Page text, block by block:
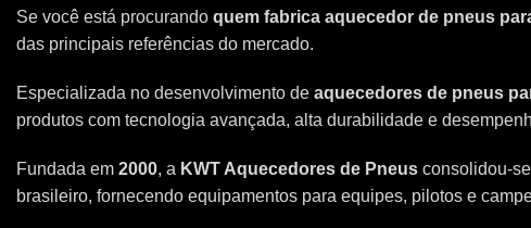
Se você está procurando quem fabrica aquecedor de pneus
das principais referências do mercado.
Especializada no desenvolvimento de aquecedores de pneus
produtos com tecnologia avançada, alta durabilidade e
Fundada em 2000, a KWT Aquecedores de Pneus consolidou-
brasileiro, fornecendo equipamentos para equipes, pilotos e